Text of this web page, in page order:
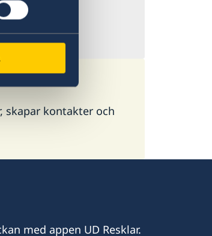
skapar kontakter och
med appen UD Resklar.